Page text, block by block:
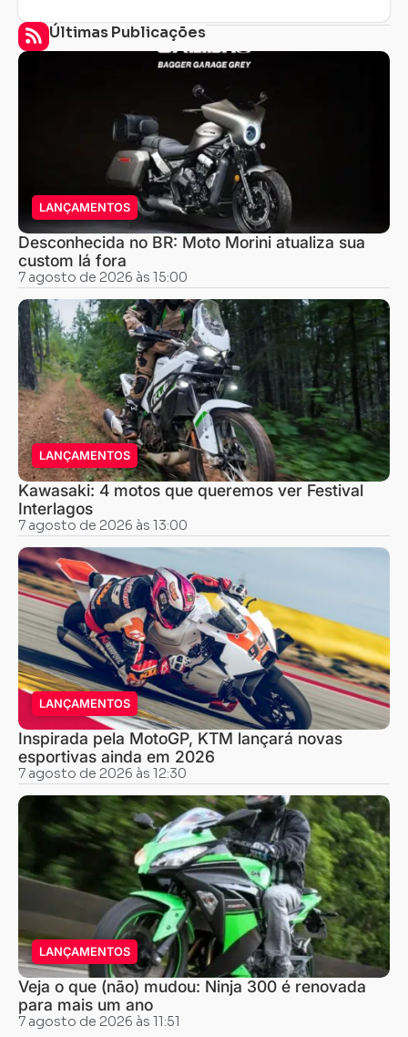
Últimas Publicações
LANÇAMENTOS
Desconhecida no BR: Moto Morini atualiza sua
custom lá fora
7 agosto de 2026 às 15:00
LANÇAMENTOS
Kawasaki: 4 motos que queremos ver Festival
Interlagos
7 agosto de 2026 às 13:00
LANÇAMENTOS
Inspirada pela MotoGP, KTM lançará novas
esportivas ainda em 2026
7 agosto de 2026 às 12:30
LANÇAMENTOS
Veja o que (não) mudou: Ninja 300 é renovada
para mais um ano
7 agosto de 2026 às 11:51